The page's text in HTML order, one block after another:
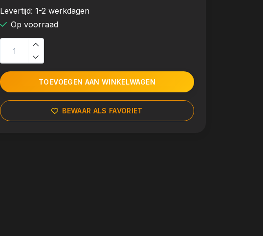
Levertijd: 1-2 werkdagen
Op voorraad
TOEVOEGEN AAN WINKELWAGEN
BEWAAR ALS FAVORIET